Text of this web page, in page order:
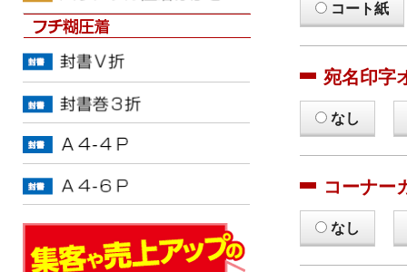
コート紙
宛名印字
なし
コーナー
なし